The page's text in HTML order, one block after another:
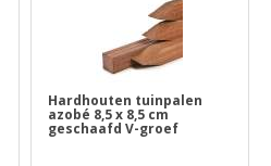
Hardhouten tuinpalen
azobé 8,5 x 8,5 cm
geschaafd V-groef